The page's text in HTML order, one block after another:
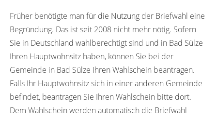
Früher benötigte man für die Nutzung der Briefwahl eine
Begründung. Das ist seit 2008 nicht mehr nötig. Sofern
Sie in Deutschland wahlberechtigt sind und in Bad Sülze
Ihren Hauptwohnsitz haben, können Sie bei der
Gemeinde in Bad Sülze Ihren Wahlschein beantragen.
Falls Ihr Hauptwohnsitz sich in einer anderen Gemeinde
befindet, beantragen Sie Ihren Wahlschein bitte dort.
Dem Wahlschein werden automatisch die Briefwahl-